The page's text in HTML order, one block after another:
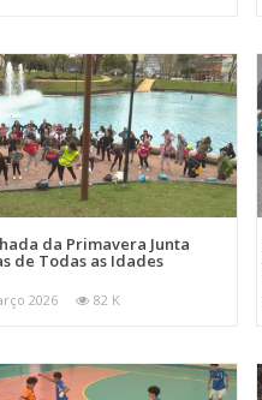
da Primavera Junta
de Todas as Idades
2026 82 K